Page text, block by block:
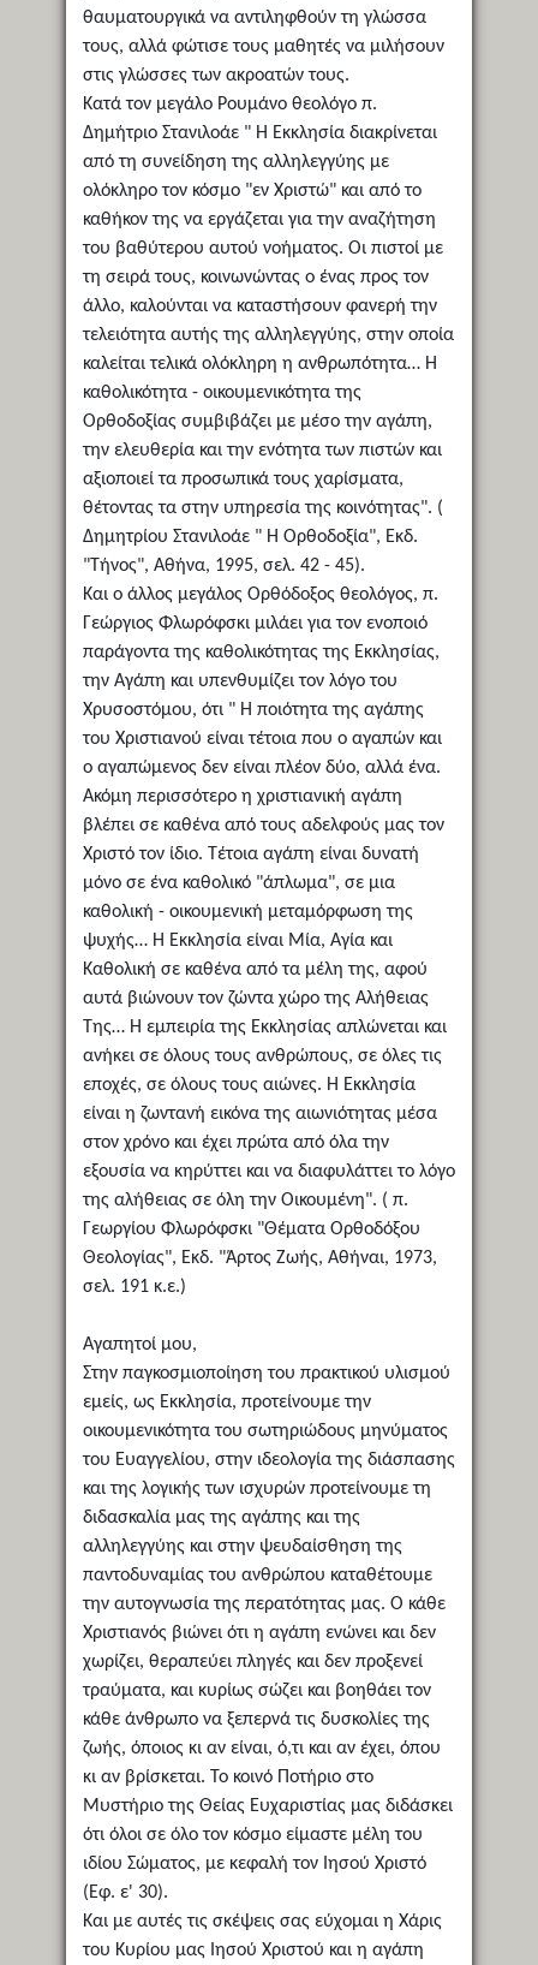
θαυματουργικά να αντιληφθούν τη γλώσσα
τους, αλλά φώτισε τους μαθητές να μιλήσουν
στις γλώσσες των ακροατών τους.
Κατά τον μεγάλο Ρουμάνο θεολόγο π.
Δημήτριο Στανιλοάε " Η Εκκλησία διακρίνεται
από τη συνείδηση της αλληλεγγύης με
ολόκληρο τον κόσμο "εν Χριστώ" και από το
καθήκον της να εργάζεται για την αναζήτηση
του βαθύτερου αυτού νοήματος. Οι πιστοί με
τη σειρά τους, κοινωνώντας ο ένας προς τον
άλλο, καλούνται να καταστήσουν φανερή την
τελειότητα αυτής της αλληλεγγύης, στην οποία
καλείται τελικά ολόκληρη η ανθρωπότητα… Η
καθολικότητα - οικουμενικότητα της
Ορθοδοξίας συμβιβάζει με μέσο την αγάπη,
την ελευθερία και την ενότητα των πιστών και
αξιοποιεί τα προσωπικά τους χαρίσματα,
θέτοντας τα στην υπηρεσία της κοινότητας". (
Δημητρίου Στανιλοάε " Η Ορθοδοξία", Εκδ.
"Τήνος", Αθήνα, 1995, σελ. 42 - 45).
Και ο άλλος μεγάλος Ορθόδοξος θεολόγος, π.
Γεώργιος Φλωρόφσκι μιλάει για τον ενοποιό
παράγοντα της καθολικότητας της Εκκλησίας,
την Αγάπη και υπενθυμίζει τον λόγο του
Χρυσοστόμου, ότι " Η ποιότητα της αγάπης
του Χριστιανού είναι τέτοια που ο αγαπών και
ο αγαπώμενος δεν είναι πλέον δύο, αλλά ένα.
Ακόμη περισσότερο η χριστιανική αγάπη
βλέπει σε καθένα από τους αδελφούς μας τον
Χριστό τον ίδιο. Τέτοια αγάπη είναι δυνατή
μόνο σε ένα καθολικό "άπλωμα", σε μια
καθολική - οικουμενική μεταμόρφωση της
ψυχής… Η Εκκλησία είναι Μία, Αγία και
Καθολική σε καθένα από τα μέλη της, αφού
αυτά βιώνουν τον ζώντα χώρο της Αλήθειας
Της… Η εμπειρία της Εκκλησίας απλώνεται και
ανήκει σε όλους τους ανθρώπους, σε όλες τις
εποχές, σε όλους τους αιώνες. Η Εκκλησία
είναι η ζωντανή εικόνα της αιωνιότητας μέσα
στον χρόνο και έχει πρώτα από όλα την
εξουσία να κηρύττει και να διαφυλάττει το λόγο
της αλήθειας σε όλη την Οικουμένη". ( π.
Γεωργίου Φλωρόφσκι "Θέματα Ορθοδόξου
Θεολογίας", Εκδ. "Άρτος Ζωής, Αθήναι, 1973,
σελ. 191 κ.ε.)
Αγαπητοί μου,
Στην παγκοσμιοποίηση του πρακτικού υλισμού
εμείς, ως Εκκλησία, προτείνουμε την
οικουμενικότητα του σωτηριώδους μηνύματος
του Ευαγγελίου, στην ιδεολογία της διάσπασης
και της λογικής των ισχυρών προτείνουμε τη
διδασκαλία μας της αγάπης και της
αλληλεγγύης και στην ψευδαίσθηση της
παντοδυναμίας του ανθρώπου καταθέτουμε
την αυτογνωσία της περατότητας μας. Ο κάθε
Χριστιανός βιώνει ότι η αγάπη ενώνει και δεν
χωρίζει, θεραπεύει πληγές και δεν προξενεί
τραύματα, και κυρίως σώζει και βοηθάει τον
κάθε άνθρωπο να ξεπερνά τις δυσκολίες της
ζωής, όποιος κι αν είναι, ό,τι και αν έχει, όπου
κι αν βρίσκεται. Το κοινό Ποτήριο στο
Μυστήριο της Θείας Ευχαριστίας μας διδάσκει
ότι όλοι σε όλο τον κόσμο είμαστε μέλη του
ιδίου Σώματος, με κεφαλή τον Ιησού Χριστό
(Εφ. ε' 30).
Και με αυτές τις σκέψεις σας εύχομαι η Χάρις
του Κυρίου μας Ιησού Χριστού και η αγάπη